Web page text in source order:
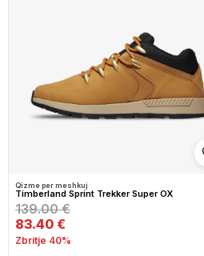
Qizme per meshkuj
Timberland Sprint Trekker Super OX
139.00 €
83.40 €
Zbritje 40%